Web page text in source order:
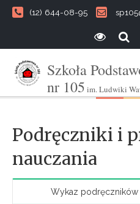
(12) 644-08-95
Szkoła
nr 105 im. Ludwiki
Podręczniki i
nauczania
Wykaz